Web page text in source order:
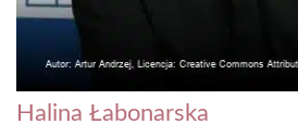
Halina Łabonarska